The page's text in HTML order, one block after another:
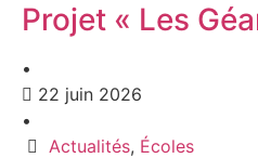
Projet « Les
•
22 juin 2026
•
Actualités, Écoles